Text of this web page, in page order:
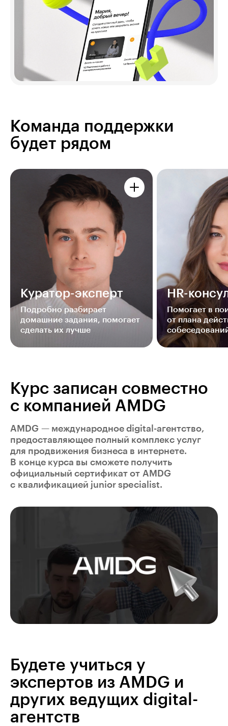
Команда поддержки
будет рядом
Куратор-эксперт
Подробно разбирает
домашние задания, помогает
сделать их лучше
HR-
Помогает в
от плана
Курс записан совместно
с компанией AMDG
AMDG — международное digital-агентство,
предоставляющее полный комплекс услуг
для продвижения бизнеса в интернете.
В конце курса вы сможете получить
официальный сертификат от AMDG
с квалификацией junior specialist.
Будете учиться у
экспертов из AMDG и
других ведущих digital-
агентств